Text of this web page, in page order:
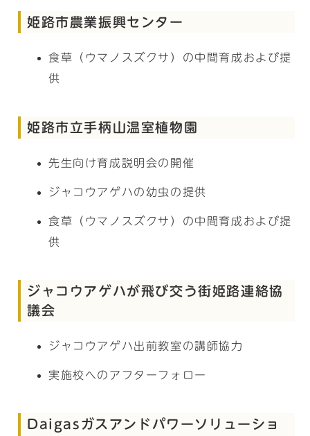
姫路市農業振興センター
食草（ウマノスズクサ）の中間育成および提
供
姫路市立手柄山温室植物園
先生向け育成説明会の開催
ジャコウアゲハの幼虫の提供
食草（ウマノスズクサ）の中間育成および提
供
ジャコウアゲハが飛び交う街姫路連絡協
議会
ジャコウアゲハ出前教室の講師協力
実施校へのアフターフォロー
Daigasガスアンドパワーソリューショ